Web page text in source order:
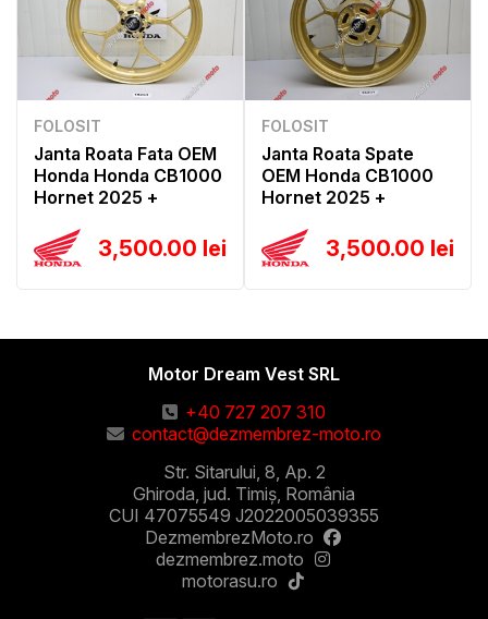
FOLOSIT
Janta Roata Fata OEM
Honda Honda CB1000
Hornet 2025 +
3,500.00 lei
FOLOSIT
Janta Roata Spate
OEM Honda CB1000
Hornet 2025 +
3,500.00 lei
Motor Dream Vest SRL
+40 727 207 310
contact@dezmembrez-moto.ro
Str. Sitarului, 8, Ap. 2
Ghiroda, jud. Timiș, România
CUI 47075549 J2022005039355
DezmembrezMoto.ro
dezmembrez.moto
motorasu.ro